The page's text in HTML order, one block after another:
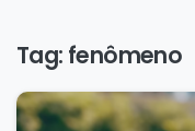
Tag: fenômeno